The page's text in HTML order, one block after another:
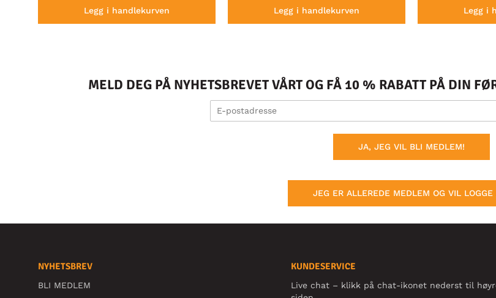
Legg i handlekurven Legg i handlekurven Legg i
MELD DEG PÅ NYHETSBREVET VÅRT OG FÅ 10 % RABATT PÅ DIN
JA, JEG VIL BLI MEDLEM!
JEG ER ALLEREDE MEDLEM OG VIL LOGGE
NYHETSBREV
BLI MEDLEM
KUNDESERVICE
Live chat – klikk på chat-ikonet nederst til